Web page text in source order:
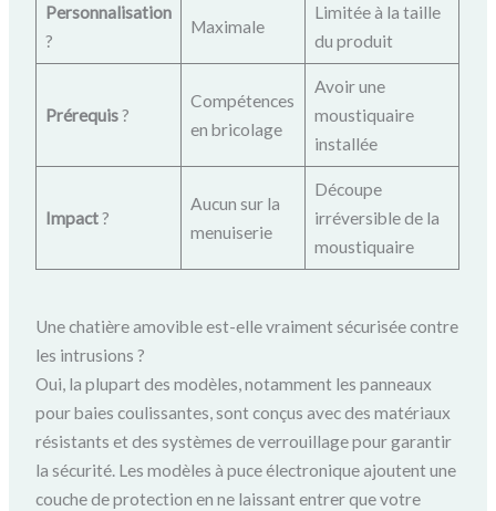
Personnalisation
?
Maximale
Limitée à la taille
du produit
Prérequis?️
Compétences
en bricolage
Avoir une
moustiquaire
installée
Impact?
Aucun sur la
menuiserie
Découpe
irréversible de la
moustiquaire
Une chatière amovible est-elle vraiment sécurisée contre
les intrusions ?
Oui, la plupart des modèles, notamment les panneaux
pour baies coulissantes, sont conçus avec des matériaux
résistants et des systèmes de verrouillage pour garantir
la sécurité. Les modèles à puce électronique ajoutent une
couche de protection en ne laissant entrer que votre